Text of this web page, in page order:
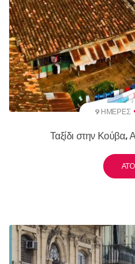
9 ΗΜΈΡΕΣ
Ταξίδι στην Κούβα,